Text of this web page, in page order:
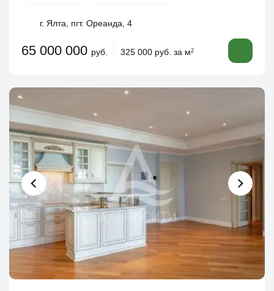
г. Ялта, пгт. Ореанда, 4
65 000 000 руб. 325 000 руб. за м2